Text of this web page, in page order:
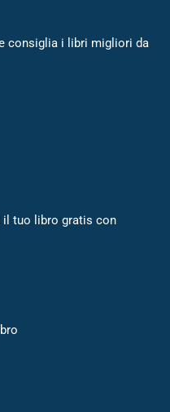
consiglia i libri migliori da
tuo libro gratis con